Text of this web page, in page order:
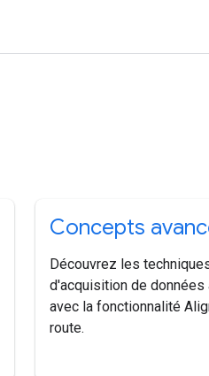
Concepts
Découvrez les
d'acquisition de données
avec la fonctionnalité
route.